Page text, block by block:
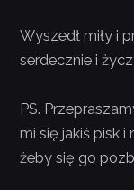
Wyszedł miły i
serdecznie i
PS.
mi się jakiś pisk i
żeby się go